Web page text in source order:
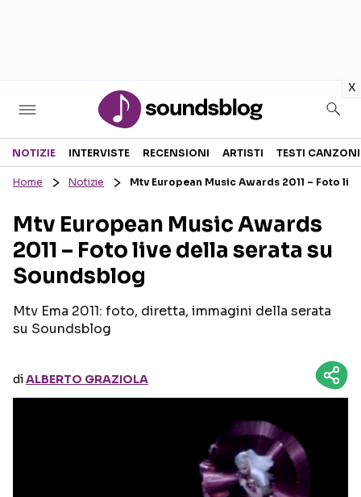
x
Sezioni
RECENSIONI MUSICALI
INTERVISTE
GOSSIP E CURIOSITÀ
TESTI CANZONI
TOUR ED EVENTI
Seguici sui social
NOTIZIE INTERVISTE RECENSIONI ARTISTI TESTI CANZONI
Home Notizie Mtv European Music Awards 2011 – Foto
Mtv European Music Awards
2011 – Foto live della serata su
Soundsblog
Mtv Ema 2011: foto, diretta, immagini della serata
su Soundsblog
diALBERTO GRAZIOLA